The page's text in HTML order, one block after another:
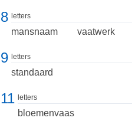
8 letters
mansnaam vaatwerk
9 letters
standaard
11 letters
bloemenvaas